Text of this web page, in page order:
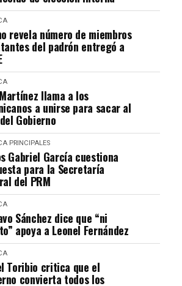
revela número de miembros
del padrón entregó a
llama a los
a unirse para sacar al
Gobierno
PRINCIPALES
Gabriel García cuestiona
para la Secretaría
del PRM
Sánchez dice que “ni
apoya a Leonel Fernández
Toribio critica que el
convierta todos los